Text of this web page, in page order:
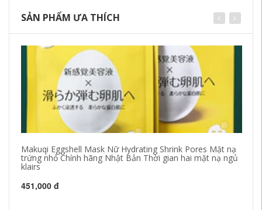
SẢN PHẨM ƯA THÍCH
Makuqi Eggshell Mask Nữ Hydrating Shrink Pores Mặt nạ
trứng nhỏ Chính hãng Nhật Bản Thời gian hai mặt nạ ngủ
klairs
451,000 đ